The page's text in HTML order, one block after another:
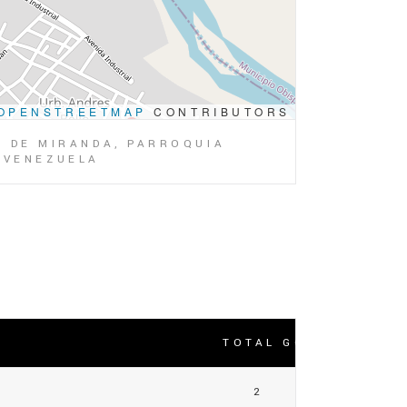
CONTRIBUTORS
MIRANDA, PARROQUIA
TOTAL GOLES
2